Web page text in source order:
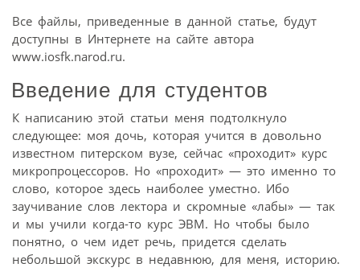
Все файлы, приведенные в данной статье, будут
доступны в Интернете на сайте автора
www.iosfk.narod.ru.
Введение для студентов
К написанию этой статьи меня подтолкнуло
следующее: моя дочь, которая учится в довольно
известном питерском вузе, сейчас «проходит» курс
микропроцессоров. Но «проходит» — это именно то
слово, которое здесь наиболее уместно. Ибо
заучивание слов лектора и скромные «лабы» — так
и мы учили когда-то курс ЭВМ. Но чтобы было
понятно, о чем идет речь, придется сделать
небольшой экскурс в недавнюю, для меня, историю.